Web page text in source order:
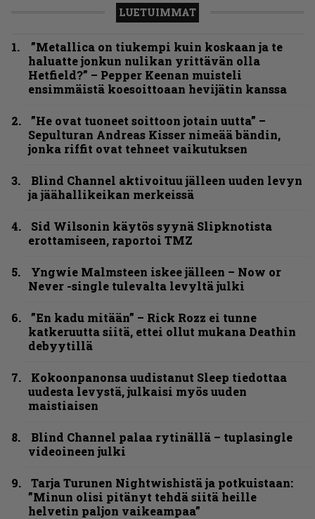
LUETUIMMAT
”Metallica on tiukempi kuin koskaan ja te
haluatte jonkun nulikan yrittävän olla
Hetfield?” – Pepper Keenan muisteli
ensimmäistä koesoittoaan hevijätin kanssa
”He ovat tuoneet soittoon jotain uutta” –
Sepulturan Andreas Kisser nimeää bändin,
jonka riffit ovat tehneet vaikutuksen
Blind Channel aktivoituu jälleen uuden levyn
ja jäähallikeikan merkeissä
Sid Wilsonin käytös syynä Slipknotista
erottamiseen, raportoi TMZ
Yngwie Malmsteen iskee jälleen – Now or
Never -single tulevalta levyltä julki
”En kadu mitään” – Rick Rozz ei tunne
katkeruutta siitä, ettei ollut mukana Deathin
debyytillä
Kokoonpanonsa uudistanut Sleep tiedottaa
uudesta levystä, julkaisi myös uuden
maistiaisen
Blind Channel palaa rytinällä – tuplasingle
videoineen julki
Tarja Turunen Nightwishistä ja potkuistaan:
”Minun olisi pitänyt tehdä siitä heille
helvetin paljon vaikeampaa”